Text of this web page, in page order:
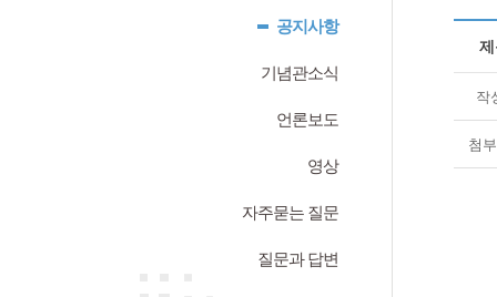
공지사항
기념관소식
언론보도
영상
자주묻는 질문
질문과 답변
작
첨